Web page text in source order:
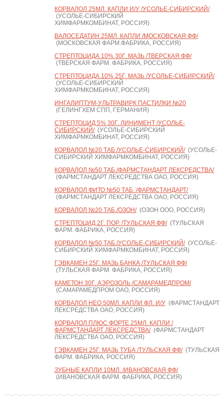
КОРВАЛОЛ 25МЛ. КАПЛИ И/У /УСОЛЬЕ-СИБИРСКИЙ/
(УСОЛЬЕ-СИБИРСКИЙ
ХИМФАРМКОМБИНАТ, РОССИЯ)
ВАЛОСЕДАТИН 25МЛ. КАПЛИ /МОСКОВСКАЯ ФФ/
(МОСКОВСКАЯ ФАРМ.ФАБРИКА, РОССИЯ)
СТРЕПТОЦИДА 10% 30Г. МАЗЬ /ТВЕРСКАЯ ФФ/
(ТВЕРСКАЯ ФАРМ. ФАБРИКА, РОССИЯ)
СТРЕПТОЦИДА 10% 25Г. МАЗЬ /УСОЛЬЕ-СИБИРСКИЙ/
(УСОЛЬЕ-СИБИРСКИЙ
ХИМФАРМКОМБИНАТ, РОССИЯ)
ИНГАЛИПТУМ-УЛЬТРАВИРК ПАСТИЛКИ №20
(ГЕЛИНГХЕМ СПП, ГЕРМАНИЯ)
СТРЕПТОЦИД 5% 30Г. ЛИНИМЕНТ /УСОЛЬЕ-
СИБИРСКИЙ/(УСОЛЬЕ-СИБИРСКИЙ
ХИМФАРМКОМБИНАТ, РОССИЯ)
КОРВАЛОЛ №20 ТАБ./УСОЛЬЕ-СИБИРСКИЙ/(УСОЛЬЕ-
СИБИРСКИЙ ХИМФАРМКОМБИНАТ, РОССИЯ)
КОРВАЛОЛ №50 ТАБ./ФАРМСТАНДАРТ ЛЕКСРЕДСТВА/
(ФАРМСТАНДАРТ ЛЕКСРЕДСТВА ОАО, РОССИЯ)
КОРВАЛОЛ ФИТО №50 ТАБ. /ФАРМСТАНДАРТ/
(ФАРМСТАНДАРТ ЛЕКСРЕДСТВА ОАО, РОССИЯ)
КОРВАЛОЛ №20 ТАБ./ОЗОН/(ОЗОН ООО, РОССИЯ)
СТРЕПТОЦИД 2Г. ПОР. /ТУЛЬСКАЯ ФФ/(ТУЛЬСКАЯ
ФАРМ. ФАБРИКА, РОССИЯ)
КОРВАЛОЛ №50 ТАБ./УСОЛЬЕ-СИБИРСКИЙ/(УСОЛЬЕ-
СИБИРСКИЙ ХИМФАРМКОМБИНАТ, РОССИЯ)
ГЭВКАМЕН 25Г. МАЗЬ БАНКА /ТУЛЬСКАЯ ФФ/
(ТУЛЬСКАЯ ФАРМ. ФАБРИКА, РОССИЯ)
КАМЕТОН 30Г. АЭРОЗОЛЬ /САМАРАМЕДПРОМ/
(САМАРАМЕДПРОМ ОАО, РОССИЯ)
КОРВАЛОЛ НЕО 50МЛ. КАПЛИ ФЛ. И/У(ФАРМСТАНДАРТ
ЛЕКСРЕДСТВА ОАО, РОССИЯ)
КОРВАЛОЛ ПЛЮС ФОРТЕ 25МЛ. КАПЛИ /
ФАРМСТАНДАРТ ЛЕКСРЕДСТВА/(ФАРМСТАНДАРТ
ЛЕКСРЕДСТВА ОАО, РОССИЯ)
ГЭВКАМЕН 25Г. МАЗЬ ТУБА /ТУЛЬСКАЯ ФФ/(ТУЛЬСКАЯ
ФАРМ. ФАБРИКА, РОССИЯ)
ЗУБНЫЕ КАПЛИ 10МЛ. /ИВАНОВСКАЯ ФФ/
(ИВАНОВСКАЯ ФАРМ. ФАБРИКА, РОССИЯ)